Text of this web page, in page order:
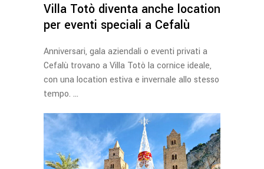
Villa Totò diventa anche location
per eventi speciali a Cefalù
Anniversari, gala aziendali o eventi privati a
Cefalù trovano a Villa Totò la cornice ideale,
con una location estiva e invernale allo stesso
tempo.